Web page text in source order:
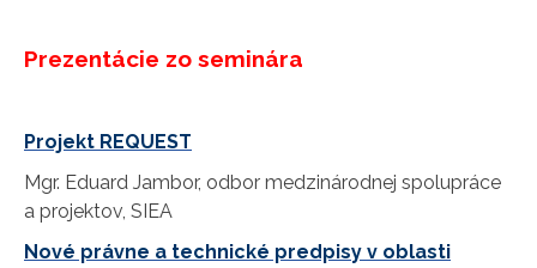
Prezentácie zo seminára
Projekt REQUEST
Mgr. Eduard Jambor, odbor medzinárodnej spolupráce
a projektov, SIEA
Nové právne a technické predpisy v oblasti